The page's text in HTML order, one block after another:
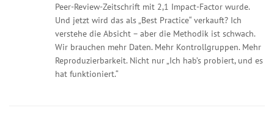
Peer-Review-Zeitschrift mit 2,1 Impact-Factor wurde.
Und jetzt wird das als „Best Practice“ verkauft? Ich
verstehe die Absicht – aber die Methodik ist schwach.
Wir brauchen mehr Daten. Mehr Kontrollgruppen. Mehr
Reproduzierbarkeit. Nicht nur „Ich hab’s probiert, und es
hat funktioniert.“